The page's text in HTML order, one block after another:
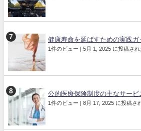
健康寿命を延ばすための実践ガ
1件のビュー | 5月 1, 2025 に投稿され
公的医療保険制度の主なサービ
1件のビュー | 8月 17, 2025 に投稿さ